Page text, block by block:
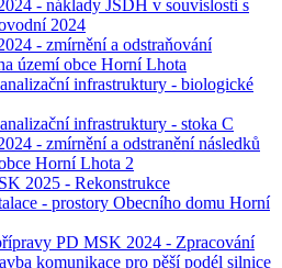
- náklady JSDH v souvislosti s
2024
- zmírnění a odstraňování
území obce Horní Lhota
infrastruktury - biologické
infrastruktury - stoka C
- zmírnění a odstranění následků
Horní Lhota 2
2025 - Rekonstrukce
- prostory Obecního domu Horní
PD MSK 2024 - Zpracování
komunikace pro pěší podél silnice